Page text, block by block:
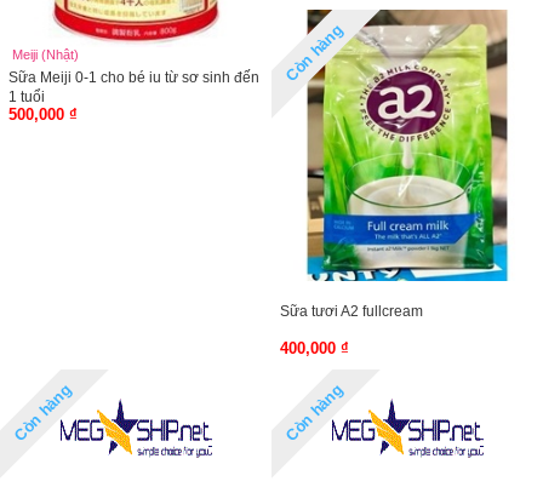
Meiji (Nhật)
Sữa Meiji 0-1 cho bé iu từ sơ sinh đến
1 tuổi
500,000 ₫
Còn hàng
Sữa tươi A2 fullcream
400,000 ₫
Còn hàng Còn hàng